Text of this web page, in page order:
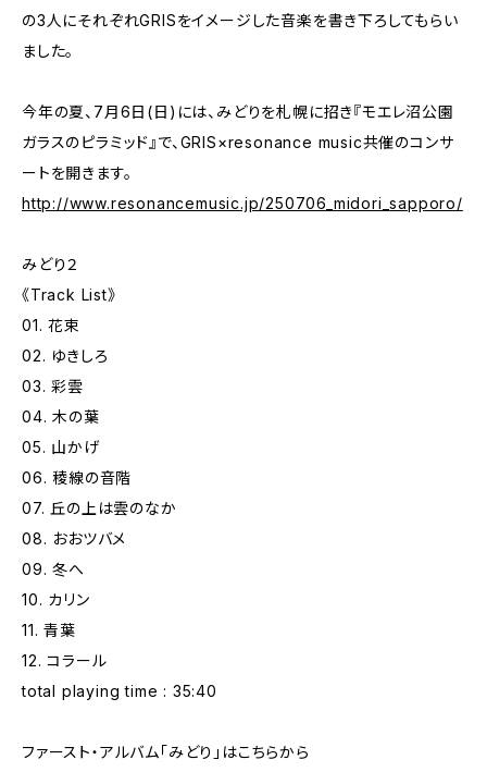
の3人にそれぞれGRISをイメージした音楽を書き下ろしてもらい
ました。
今年の夏、7月6日(日)には、みどりを札幌に招き『モエレ沼公園
ガラスのピラミッド』で、GRIS×resonance music共催のコンサ
ートを開きます。
http://www.resonancemusic.jp/250706_midori_sapporo/
みどり２
《Track List》
01. 花束
02. ゆきしろ
03. 彩雲
04. 木の葉
05. 山かげ
06. 稜線の音階
07. 丘の上は雲のなか
08. おおツバメ
09. 冬へ
10. カリン
11. 青葉
12. コラール
total playing time : 35:40
ファースト・アルバム「みどり」はこちらから